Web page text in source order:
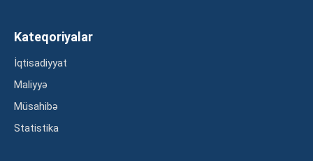
Kateqoriyalar
İqtisadiyyat
Maliyyə
Müsahibə
Statistika